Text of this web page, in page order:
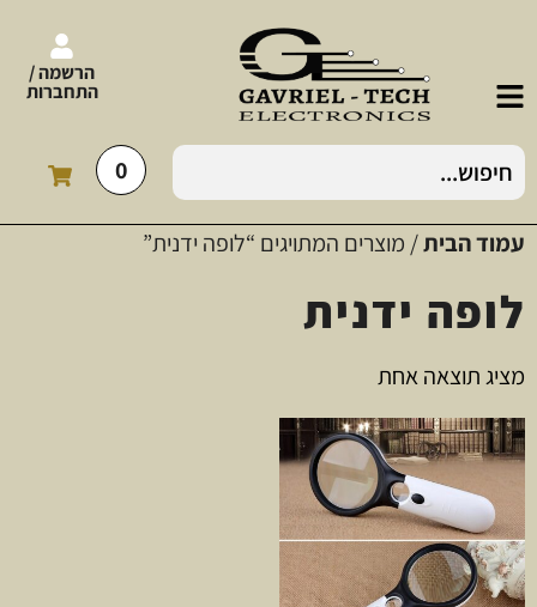
הרשמה /
התחברות
0
עמוד הבית/ מוצרים המתויגים “לופה ידנית”
לופה ידנית
מציג תוצאה אחת